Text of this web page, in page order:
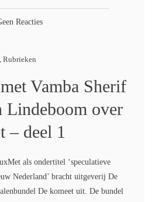
Reacties
, Rubrieken
Vamba Sherif
Lindeboom over
– deel 1
als ondertitel ‘speculatieve
Nederland’ bracht uitgeverij De
De komeet uit. De bundel